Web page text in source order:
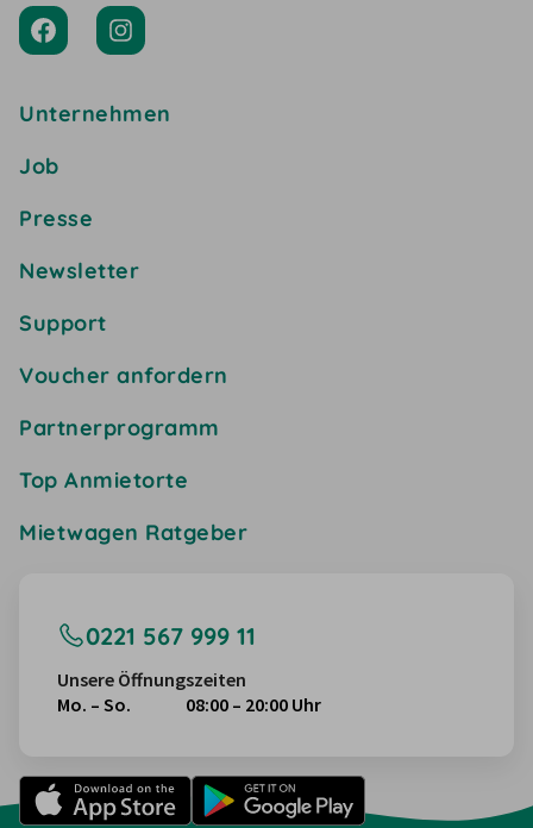
Unternehmen
Job
Presse
Newsletter
Support
Voucher anfordern
Partnerprogramm
Top Anmietorte
Mietwagen Ratgeber
0221 567 999 11
Unsere Öffnungszeiten
Mo. – So.
08:00 – 20:00 Uhr